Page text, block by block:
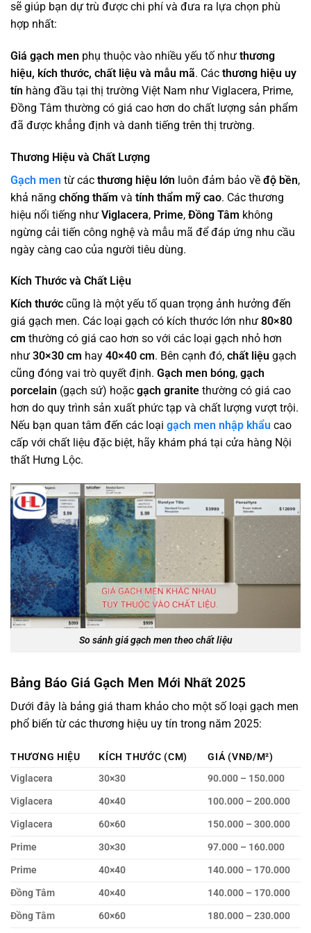
sẽ giúp bạn dự trù được chi phí và đưa ra lựa chọn phù
hợp nhất:
Giá gạch men phụ thuộc vào nhiều yếu tố như thương
hiệu, kích thước, chất liệu và mẫu mã. Các thương hiệu uy
tín hàng đầu tại thị trường Việt Nam như Viglacera, Prime,
Đồng Tâm thường có giá cao hơn do chất lượng sản phẩm
đã được khẳng định và danh tiếng trên thị trường.
Thương Hiệu và Chất Lượng
Gạch men từ các thương hiệu lớn luôn đảm bảo về độ bền,
khả năng chống thấm và tính thẩm mỹ cao. Các thương
hiệu nổi tiếng như Viglacera, Prime, Đồng Tâm không
ngừng cải tiến công nghệ và mẫu mã để đáp ứng nhu cầu
ngày càng cao của người tiêu dùng.
Kích Thước và Chất Liệu
Kích thước cũng là một yếu tố quan trọng ảnh hưởng đến
giá gạch men. Các loại gạch có kích thước lớn như 80×80
cm thường có giá cao hơn so với các loại gạch nhỏ hơn
như 30×30 cm hay 40×40 cm. Bên cạnh đó, chất liệu gạch
cũng đóng vai trò quyết định. Gạch men bóng, gạch
porcelain (gạch sứ) hoặc gạch granite thường có giá cao
hơn do quy trình sản xuất phức tạp và chất lượng vượt trội.
Nếu bạn quan tâm đến các loại gạch men nhập khẩu cao
cấp với chất liệu đặc biệt, hãy khám phá tại cửa hàng Nội
thất Hưng Lộc.
So sánh giá gạch men theo chất liệu
Bảng Báo Giá Gạch Men Mới Nhất 2025
Dưới đây là bảng giá tham khảo cho một số loại gạch men
phổ biến từ các thương hiệu uy tín trong năm 2025:
THƯƠNG HIỆU KÍCH THƯỚC (CM)
GIÁ (VNĐ/M²)
Viglacera
30×30
90.000 – 150.000
Viglacera
40×40
100.000 – 200.000
Viglacera
60×60
150.000 – 300.000
Prime
30×30
97.000 – 160.000
Prime
40×40
140.000 – 170.000
Đồng Tâm
40×40
140.000 – 170.000
Đồng Tâm
60×60 180.000 – 230.000